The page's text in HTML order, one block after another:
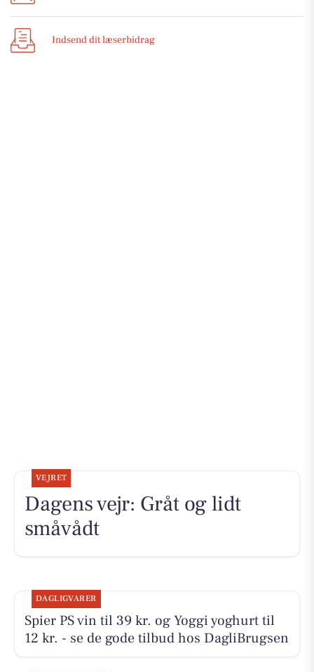
Indsend dit læserbidrag
VEJRET
Dagens vejr: Gråt og lidt
småvådt
DAGLIGVARER
Spier PS vin til 39 kr. og Yoggi yoghurt til
12 kr. - se de gode tilbud hos DagliBrugsen